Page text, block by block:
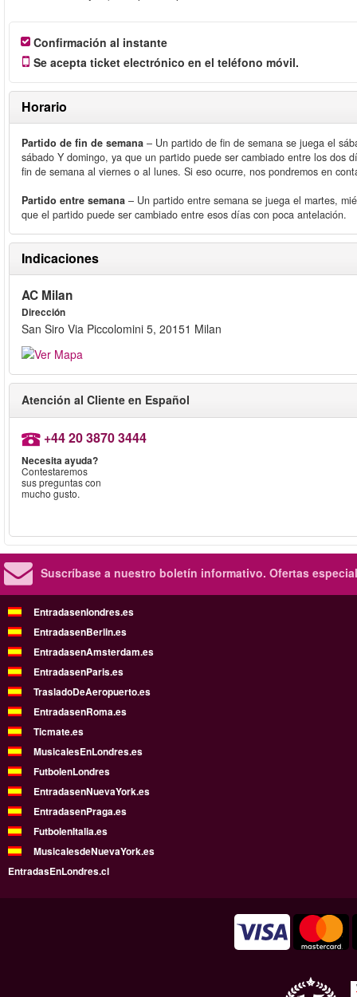
Confirmación al instante
Se acepta ticket electrónico en el teléfono móvil.
Horario
Partido de fin de semana – Un partido de fin de semana se juega el
sábado Y domingo, ya que un partido puede ser cambiado entre los dos
fin de semana al viernes o al lunes. Si eso ocurre, nos pondremos en
Partido entre semana – Un partido entre semana se juega el martes,
que el partido puede ser cambiado entre esos días con poca antelación.
Indicaciones
AC Milan
Dirección
San Siro Via Piccolomini 5, 20151 Milan
Atención al Cliente en Español
+44 20 3870 3444
Necesita ayuda?
Contestaremos
sus preguntas con
mucho gusto.
Suscríbase a nuestro boletín informativo. Ofertas
Entradasenlondres.es
EntradasenBerlin.es
EntradasenAmsterdam.es
EntradasenParis.es
TrasladoDeAeropuerto.es
EntradasenRoma.es
Ticmate.es
MusicalesEnLondres.es
FutbolenLondres
EntradasenNuevaYork.es
EntradasenPraga.es
FutbolenItalia.es
MusicalesdeNuevaYork.es
EntradasEnLondres.cl